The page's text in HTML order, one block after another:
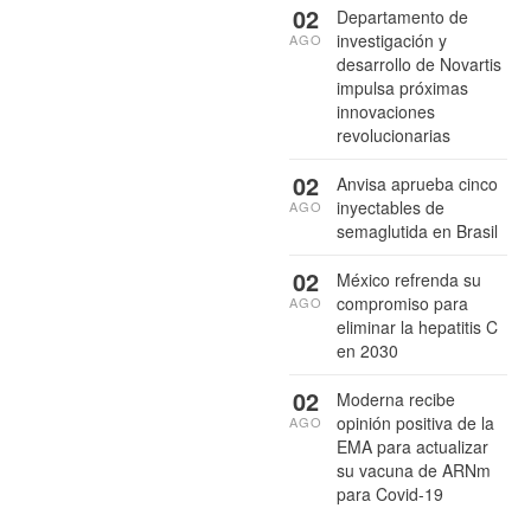
Departamento de
investigación y
desarrollo de Novartis
impulsa próximas
innovaciones
revolucionarias
02
AGO
Anvisa aprueba cinco
inyectables de
semaglutida en Brasil
02
AGO
México refrenda su
compromiso para
eliminar la hepatitis C
en 2030
02
AGO
Moderna recibe
opinión positiva de la
EMA para actualizar
su vacuna de ARNm
para Covid-19
02
AGO